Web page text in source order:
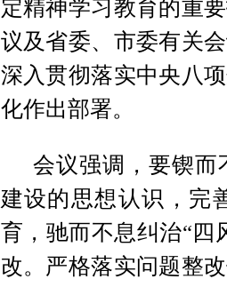
定精神学习教育的重
议及省委、市委有关
深入贯彻落实中央八
化作出部署。
会议强调，要锲而
建设的思想认识，完
育，驰而不息纠治“四
改。严格落实问题整